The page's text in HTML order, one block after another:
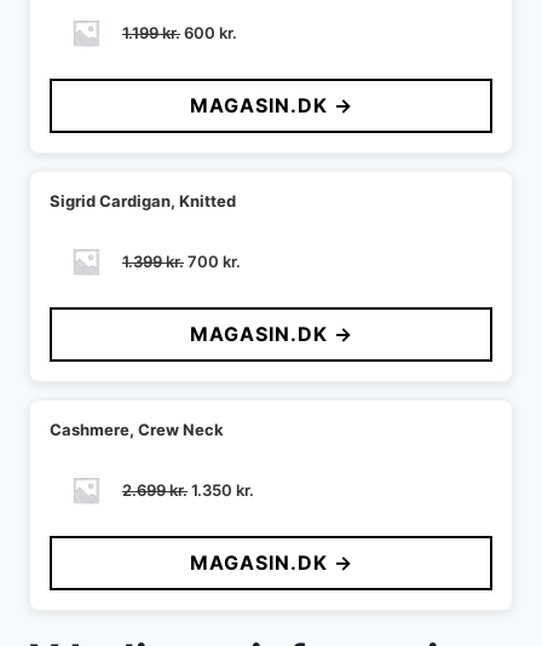
1.199kr.Den
pris
var:
1.199 kr..
600 kr.
pris
er:
600 kr..
MAGASIN.DK →
Sigrid Cardigan, Knitted
1.399kr.Den
pris
var:
1.399 kr..
700 kr.
pris
er:
700 kr..
MAGASIN.DK →
Cashmere, Crew Neck
2.699kr.Den
pris
var:
2.699 kr..
1.350 kr.
pris
er:
1.350 kr..
MAGASIN.DK →